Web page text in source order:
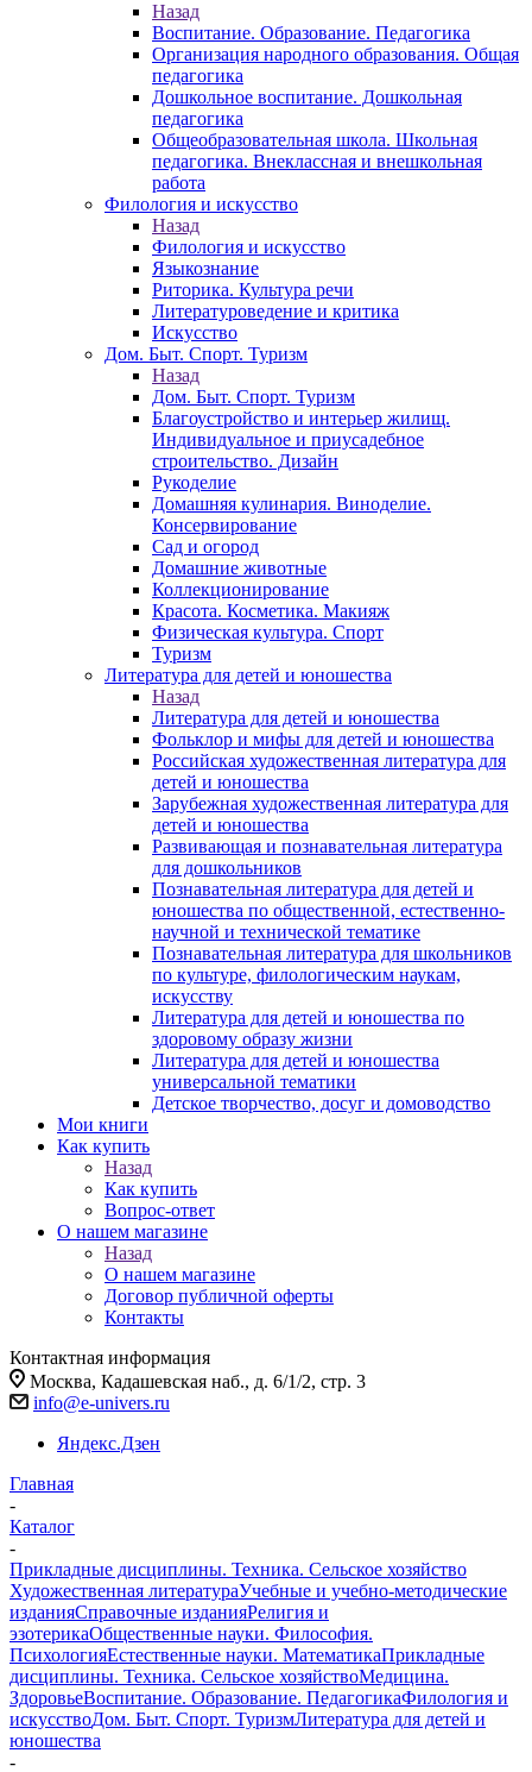
Назад
Воспитание. Образование. Педагогика
Организация народного образования. Общая
педагогика
Дошкольное воспитание. Дошкольная
педагогика
Общеобразовательная школа. Школьная
педагогика. Внеклассная и внешкольная
работа
Филология и искусство
Назад
Филология и искусство
Языкознание
Риторика. Культура речи
Литературоведение и критика
Искусство
Дом. Быт. Спорт. Туризм
Назад
Дом. Быт. Спорт. Туризм
Благоустройство и интерьер жилищ.
Индивидуальное и приусадебное
строительство. Дизайн
Рукоделие
Домашняя кулинария. Виноделие.
Консервирование
Сад и огород
Домашние животные
Коллекционирование
Красота. Косметика. Макияж
Физическая культура. Спорт
Туризм
Литература для детей и юношества
Назад
Литература для детей и юношества
Фольклор и мифы для детей и юношества
Российская художественная литература для
детей и юношества
Зарубежная художественная литература для
детей и юношества
Развивающая и познавательная литература
для дошкольников
Познавательная литература для детей и
юношества по общественной, естественно-
научной и технической тематике
Познавательная литература для школьников
по культуре, филологическим наукам,
искусству
Литература для детей и юношества по
здоровому образу жизни
Литература для детей и юношества
универсальной тематики
Детское творчество, досуг и домоводство
Мои книги
Как купить
Назад
Как купить
Вопрос-ответ
О нашем магазине
Назад
О нашем магазине
Договор публичной оферты
Контакты
Контактная информация
Москва, Кадашевская наб., д. 6/1/2, стр. 3
info@e-univers.ru
Яндекс.Дзен
Главная
-
Каталог
-
Прикладные дисциплины. Техника. Сельское хозяйство
Художественная литератураУчебные и учебно-методические
изданияСправочные изданияРелигия и
эзотерикаОбщественные науки. Философия.
ПсихологияЕстественные науки. МатематикаПрикладные
дисциплины. Техника. Сельское хозяйствоМедицина.
ЗдоровьеВоспитание. Образование. ПедагогикаФилология и
искусствоДом. Быт. Спорт. ТуризмЛитература для детей и
юношества
-